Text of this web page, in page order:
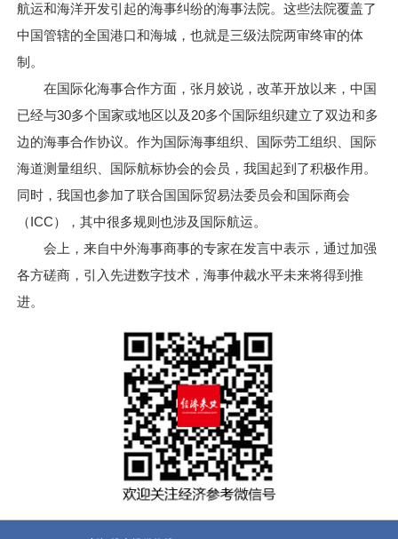
航运和海洋开发引起的海事纠纷的海事法院。这些法院覆盖了
中国管辖的全国港口和海城，也就是三级法院两审终审的体
制。
在国际化海事合作方面，张月姣说，改革开放以来，中国
已经与30多个国家或地区以及20多个国际组织建立了双边和多
边的海事合作协议。作为国际海事组织、国际劳工组织、国际
海道测量组织、国际航标协会的会员，我国起到了积极作用。
同时，我国也参加了联合国国际贸易法委员会和国际商会
（ICC），其中很多规则也涉及国际航运。
会上，来自中外海事商事的专家在发言中表示，通过加强
各方磋商，引入先进数字技术，海事仲裁水平未来将得到推
进。